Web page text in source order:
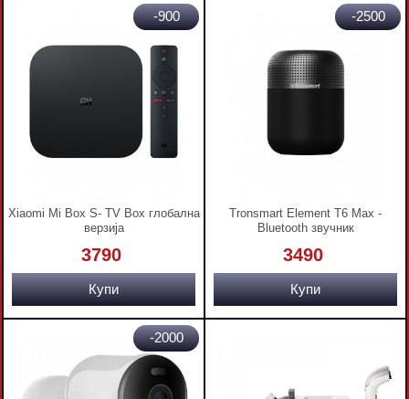
Xiaomi Mi Box S- TV Box глобална
верзија
3790
Купи
-900
Tronsmart Element T6 Max -
Bluetooth звучник
3490
Купи
-2500
-2000